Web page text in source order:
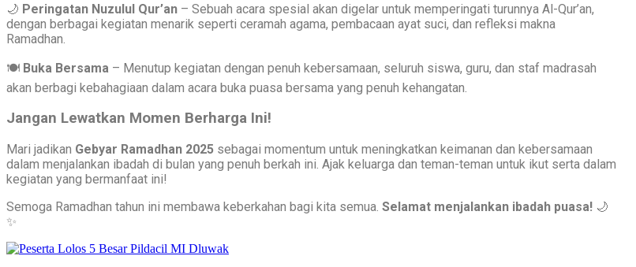
🌙 Peringatan Nuzulul Qur’an – Sebuah acara spesial akan digelar untuk memperingati turunnya Al-Qur’an,
dengan berbagai kegiatan menarik seperti ceramah agama, pembacaan ayat suci, dan refleksi makna
Ramadhan.
🍽️ Buka Bersama – Menutup kegiatan dengan penuh kebersamaan, seluruh siswa, guru, dan staf madrasah
akan berbagi kebahagiaan dalam acara buka puasa bersama yang penuh kehangatan.
Jangan Lewatkan Momen Berharga Ini!
Mari jadikan Gebyar Ramadhan 2025 sebagai momentum untuk meningkatkan keimanan dan kebersamaan
dalam menjalankan ibadah di bulan yang penuh berkah ini. Ajak keluarga dan teman-teman untuk ikut serta dalam
kegiatan yang bermanfaat ini!
Semoga Ramadhan tahun ini membawa keberkahan bagi kita semua. Selamat menjalankan ibadah puasa! 🌙
✨